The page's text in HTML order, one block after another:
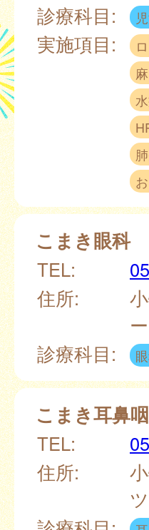
診療科目:
実施項目:
こまき眼科
TEL:
住所:
診療科目:
こまき耳鼻
TEL:
住所: